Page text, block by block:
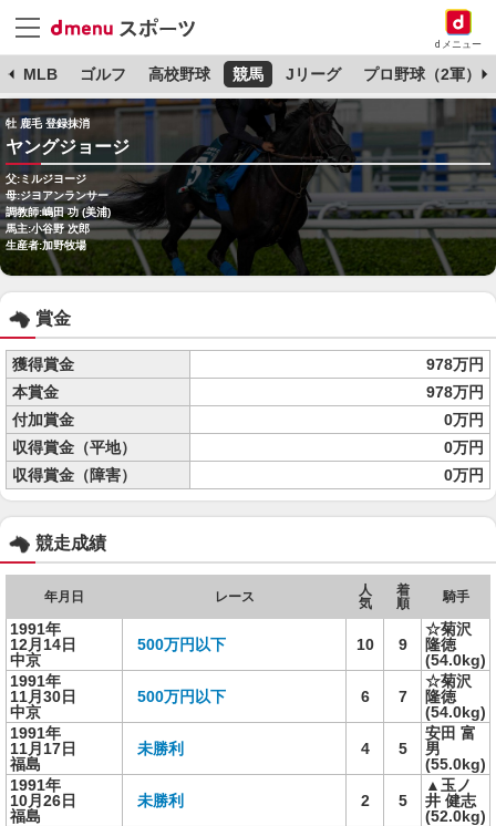
dメニュー
MLB ゴルフ 高校野球 競馬 Jリーグ プロ野球（2軍）
牡 鹿毛 登録抹消
ヤングジョージ
父:ミルジヨージ
母:ジヨアンランサー
調教師:嶋田 功 (美浦)
馬主:小谷野 次郎
生産者:加野牧場
賞金
獲得賞金
978万円
本賞金
978万円
付加賞金
0万円
収得賞金（平地）
0万円
収得賞金（障害）
0万円
競走成績
年月日 レース
人
気
着
順
騎手
1991年
12月14日
中京
500万円以下 10 9
☆菊沢
隆徳
(54.0kg)
1991年
11月30日
中京
500万円以下 6 7
☆菊沢
隆徳
(54.0kg)
1991年
11月17日
福島
未勝利 4 5
安田 富
男
(55.0kg)
1991年
10月26日
福島
未勝利 2 5
▲玉ノ
井 健志
(52.0kg)